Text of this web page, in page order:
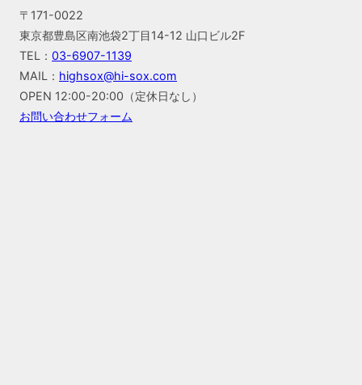
〒171-0022
東京都豊島区南池袋2丁目14-12 山口ビル2F
TEL： 03-6907-1139
MAIL： highsox@hi-sox.com
OPEN 12:00-20:00（定休日なし）
お問い合わせフォーム